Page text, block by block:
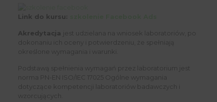
Link do kursu:
Akredytacja jest udzielana na wniosek laboratoriów, po
dokonaniu ich oceny i potwierdzeniu, że spełniają
określone wymagania i warunki.
Podstawą spełnienia wymagań przez laboratorium jest
norma PN-EN ISO/IEC 17025 Ogólne wymagania
dotyczące kompetencji laboratoriów badawczych i
wzorcujących.